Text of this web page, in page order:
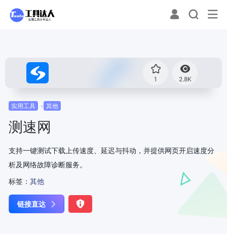
1 2.8K
实用工具 其他
测速网
支持一键测试下载上传速度、延迟与抖动，并提供网页开启速度分
析及网络故障诊断服务。
标签： 其他
链接直达